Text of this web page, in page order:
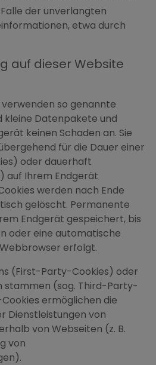
der unverlangten
etwa durch
auf dieser Website
so genannte
kleine Datenpakete und
keinen Schaden an. Sie
für die Dauer einer
oder dauerhaft
auf Ihrem Endgerät
werden nach Ende
gelöscht. Permanente
Endgerät gespeichert, bis
oder eine automatische
erfolgt.
(First-Party-Cookies) oder
(sog. Third-Party-
ermöglichen die
Dienstleistungen von
von Webseiten (z. B.
von